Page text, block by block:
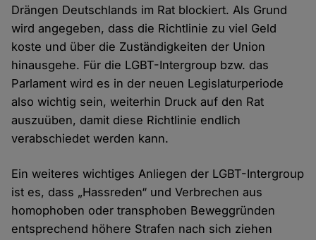
Drängen Deutschlands im Rat blockiert. Als Grund
wird angegeben, dass die Richtlinie zu viel Geld
koste und über die Zuständigkeiten der Union
hinausgehe. Für die LGBT-Intergroup bzw. das
Parlament wird es in der neuen Legislaturperiode
also wichtig sein, weiterhin Druck auf den Rat
auszuüben, damit diese Richtlinie endlich
verabschiedet werden kann.
Ein weiteres wichtiges Anliegen der LGBT-Intergroup
ist es, dass „Hassreden“ und Verbrechen aus
homophoben oder transphoben Beweggründen
entsprechend höhere Strafen nach sich ziehen